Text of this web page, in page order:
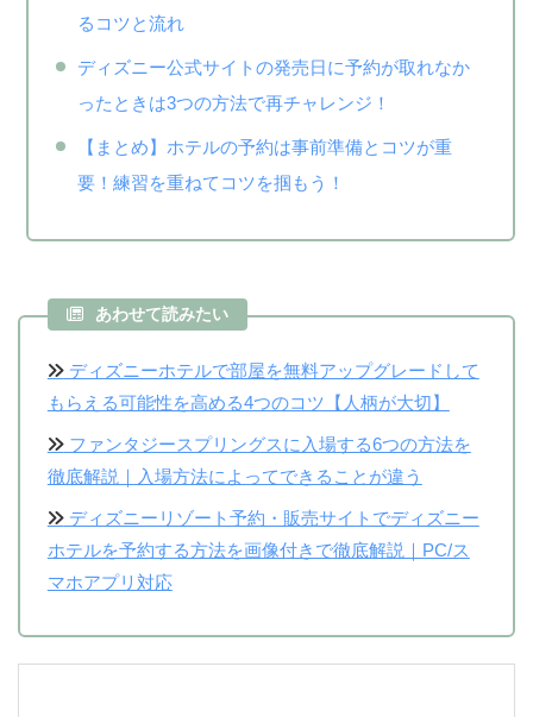
るコツと流れ
ディズニー公式サイトの発売日に予約が取れなか
ったときは3つの方法で再チャレンジ！
【まとめ】ホテルの予約は事前準備とコツが重
要！練習を重ねてコツを掴もう！
あわせて読みたい
ディズニーホテルで部屋を無料アップグレードして
もらえる可能性を高める4つのコツ【人柄が大切】
ファンタジースプリングスに入場する6つの方法を
徹底解説｜入場方法によってできることが違う
ディズニーリゾート予約・販売サイトでディズニー
ホテルを予約する方法を画像付きで徹底解説｜PC/ス
マホアプリ対応